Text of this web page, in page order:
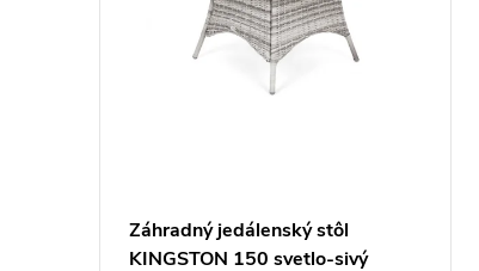
Záhradný jedálenský stôl
KINGSTON 150 svetlo-sivý